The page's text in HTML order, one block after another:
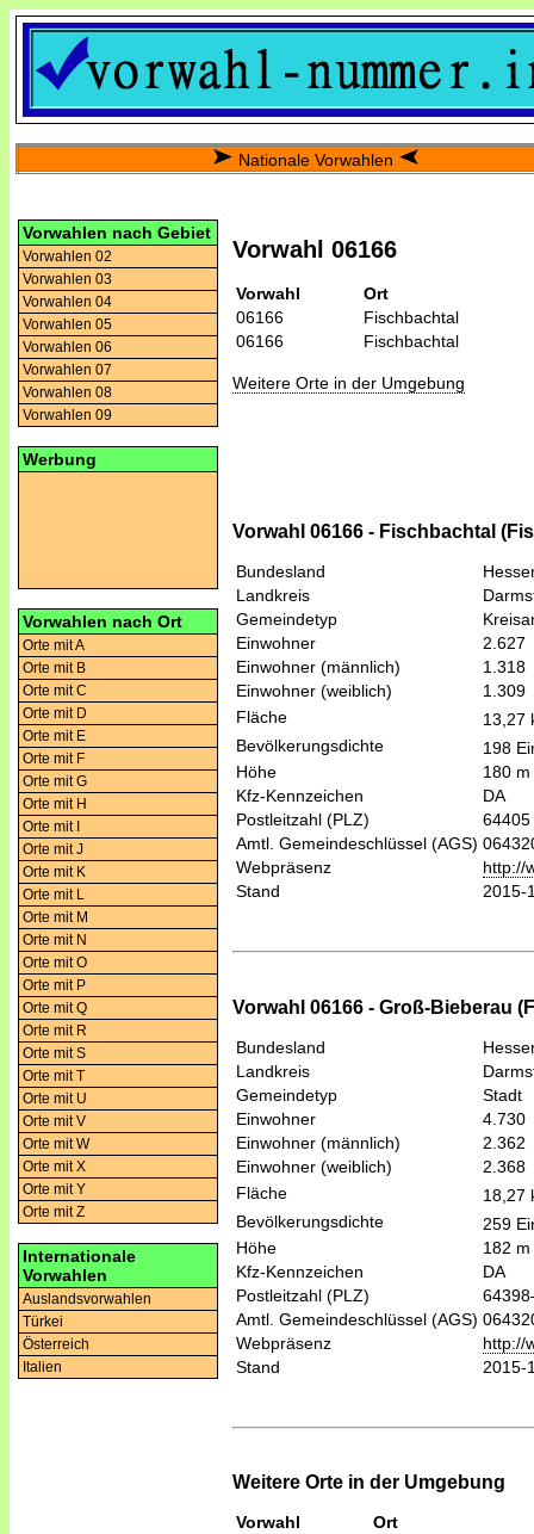
Nationale Vorwahlen
Vorwahlen nach Gebiet
Vorwahlen 02
Vorwahlen 03
Vorwahlen 04
Vorwahlen 05
Vorwahlen 06
Vorwahlen 07
Vorwahlen 08
Vorwahlen 09
Werbung
Vorwahlen nach Ort
Orte mit A
Orte mit B
Orte mit C
Orte mit D
Orte mit E
Orte mit F
Orte mit G
Orte mit H
Orte mit I
Orte mit J
Orte mit K
Orte mit L
Orte mit M
Orte mit N
Orte mit O
Orte mit P
Orte mit Q
Orte mit R
Orte mit S
Orte mit T
Orte mit U
Orte mit V
Orte mit W
Orte mit X
Orte mit Y
Orte mit Z
Internationale
Vorwahlen
Auslandsvorwahlen
Türkei
Österreich
Italien
Vorwahl 06166
Vorwahl
Ort
06166
Fischbachtal
06166
Fischbachtal
Weitere Orte in der Umgebung
Vorwahl 06166 - Fischbachtal
Bundesland
Landkreis
Gemeindetyp
Einwohner
2.627
Einwohner (männlich)
1.318
Einwohner (weiblich)
1.309
Fläche
13,27
Bevölkerungsdichte
198
Höhe
180
Kfz-Kennzeichen
DA
Postleitzahl (PLZ)
64405
Amtl. Gemeindeschlüssel (AGS)
Webpräsenz
http://
Stand
2015-
Vorwahl 06166 - Groß-Bieberau
Bundesland
Landkreis
Gemeindetyp
Stadt
Einwohner
4.730
Einwohner (männlich)
2.362
Einwohner (weiblich)
2.368
Fläche
18,27
Bevölkerungsdichte
259
Höhe
182
Kfz-Kennzeichen
DA
Postleitzahl (PLZ)
Amtl. Gemeindeschlüssel (AGS)
Webpräsenz
http://
Stand
2015-
Weitere Orte in der Umgebung
Vorwahl
Ort